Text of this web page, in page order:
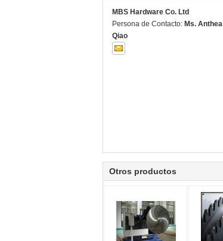
MBS Hardware Co. Ltd
Persona de Contacto: Ms. Anthea
Qiao
Otros productos